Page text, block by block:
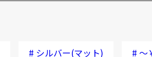
# シルバー(マット) # ～